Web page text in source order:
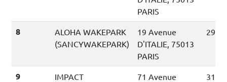
PARIS
8
ALOHA WAKEPARK
(SANCYWAKEPARK)
19 Avenue
D'ITALIE, 75013
PARIS
290
9 IMPACT
71 Avenue
310